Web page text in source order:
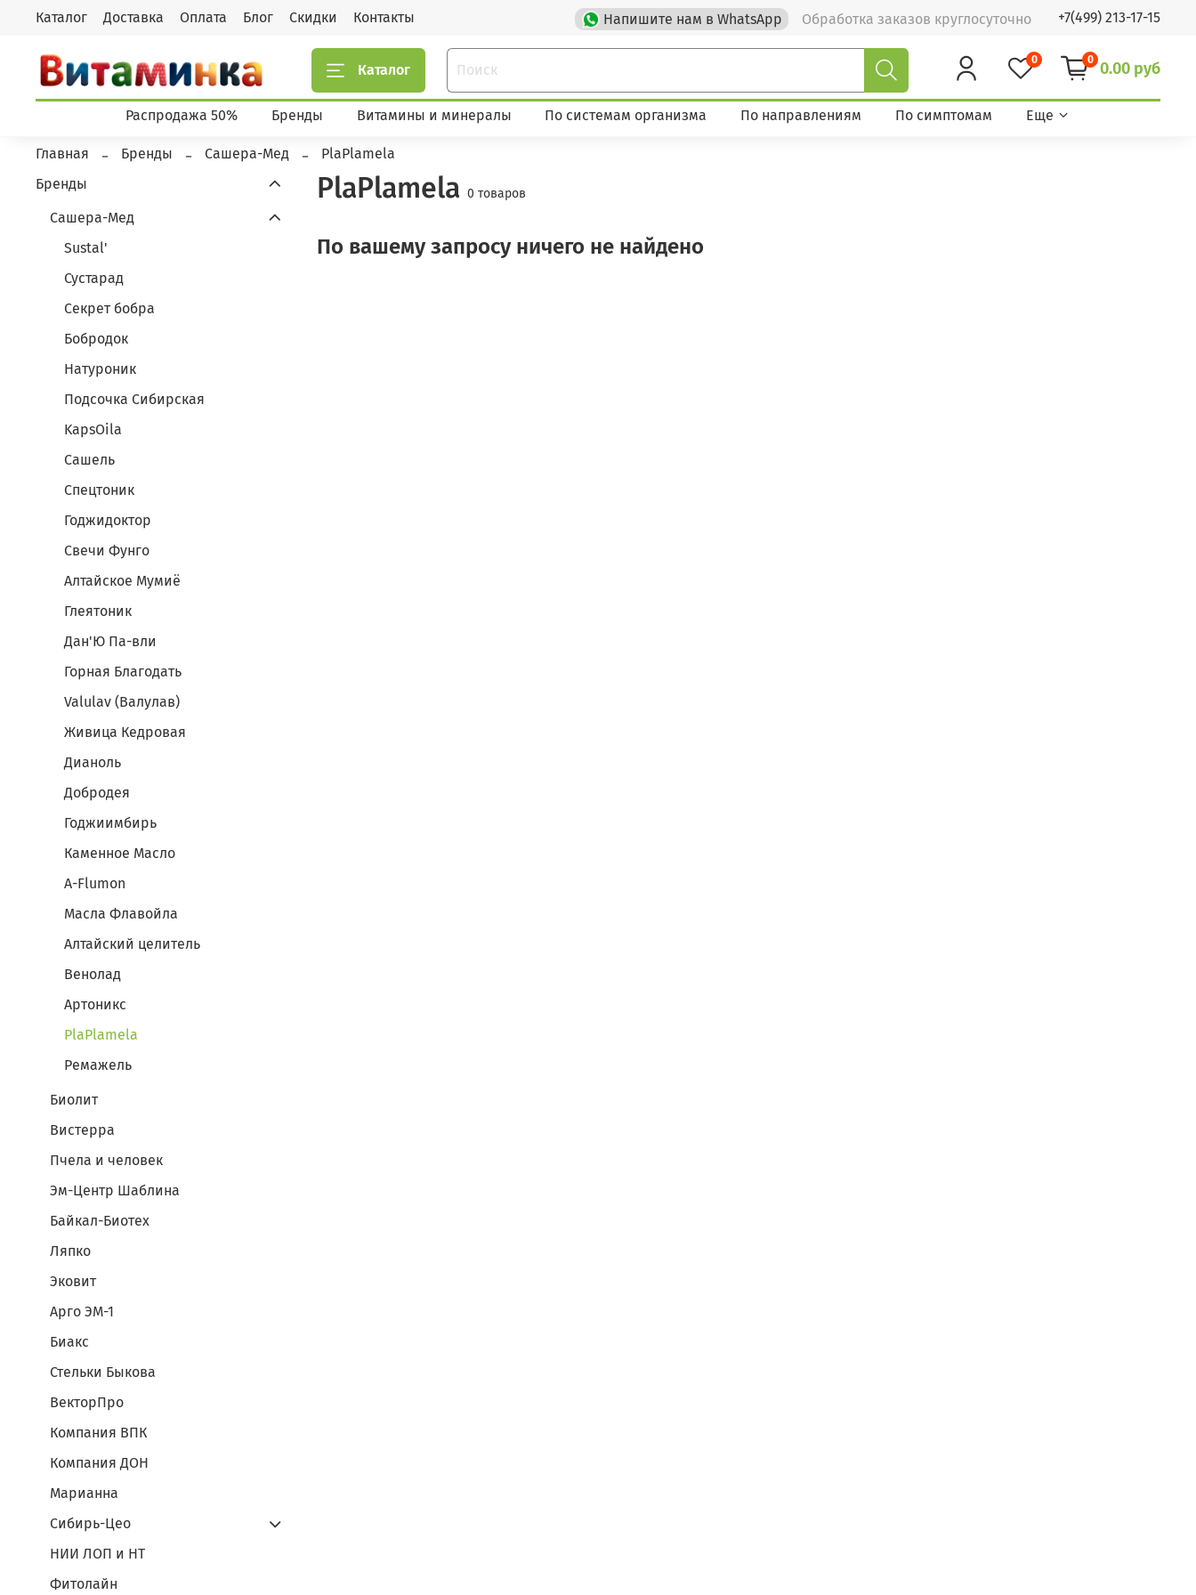
Каталог Доставка Оплата Блог Скидки Контакты Напишите нам в WhatsApp Обработка заказов круглосуточно +7(499) 213-17-15
Каталог
0 0 0.00 руб
Распродажа 50% Бренды Витамины и минералы По системам организма По направлениям По симптомам Еще
Главная Бренды Сашера-Мед PlaPlamela
PlaPlamela 0 товаров
По вашему запросу ничего не найдено
Бренды
Сашера-Мед
Sustal'
Сустарад
Секрет бобра
Бобродок
Натуроник
Подсочка Сибирская
KapsOila
Сашель
Спецтоник
Годжидоктор
Свечи Фунго
Алтайское Мумиё
Глеятоник
Дан'Ю Па-вли
Горная Благодать
Valulav (Валулав)
Живица Кедровая
Дианоль
Добродея
Годжиимбирь
Каменное Масло
A-Flumon
Масла Флавойла
Алтайский целитель
Венолад
Артоникс
PlaPlamela
Ремажель
Биолит
Вистерра
Пчела и человек
Эм-Центр Шаблина
Байкал-Биотех
Ляпко
Эковит
Арго ЭМ-1
Биакс
Стельки Быкова
ВекторПро
Компания ВПК
Компания ДОН
Марианна
Сибирь-Цео
НИИ ЛОП и НТ
Фитолайн